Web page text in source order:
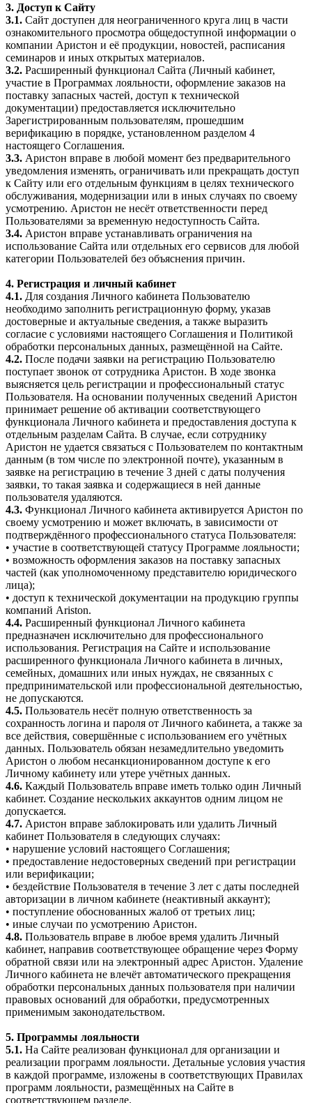
3. Доступ к Сайту
3.1. Сайт доступен для неограниченного круга лиц в части
ознакомительного просмотра общедоступной информации о
компании Аристон и её продукции, новостей, расписания
семинаров и иных открытых материалов.
3.2. Расширенный функционал Сайта (Личный кабинет,
участие в Программах лояльности, оформление заказов на
поставку запасных частей, доступ к технической
документации) предоставляется исключительно
Зарегистрированным пользователям, прошедшим
верификацию в порядке, установленном разделом 4
настоящего Соглашения.
3.3. Аристон вправе в любой момент без предварительного
уведомления изменять, ограничивать или прекращать доступ
к Сайту или его отдельным функциям в целях технического
обслуживания, модернизации или в иных случаях по своему
усмотрению. Аристон не несёт ответственности перед
Пользователями за временную недоступность Сайта.
3.4. Аристон вправе устанавливать ограничения на
использование Сайта или отдельных его сервисов для любой
категории Пользователей без объяснения причин.
4. Регистрация и личный кабинет
4.1. Для создания Личного кабинета Пользователю
необходимо заполнить регистрационную форму, указав
достоверные и актуальные сведения, а также выразить
согласие с условиями настоящего Соглашения и Политикой
обработки персональных данных, размещённой на Сайте.
4.2. После подачи заявки на регистрацию Пользователю
поступает звонок от сотрудника Аристон. В ходе звонка
выясняется цель регистрации и профессиональный статус
Пользователя. На основании полученных сведений Аристон
принимает решение об активации соответствующего
функционала Личного кабинета и предоставления доступа к
отдельным разделам Сайта. В случае, если сотруднику
Аристон не удается связаться с Пользователем по контактным
данным (в том числе по электронной почте), указанным в
заявке на регистрацию в течение 3 дней с даты получения
заявки, то такая заявка и содержащиеся в ней данные
пользователя удаляются.
4.3. Функционал Личного кабинета активируется Аристон по
своему усмотрению и может включать, в зависимости от
подтверждённого профессионального статуса Пользователя:
• участие в соответствующей статусу Программе лояльности;
• возможность оформления заказов на поставку запасных
частей (как уполномоченному представителю юридического
лица);
• доступ к технической документации на продукцию группы
компаний Ariston.
4.4. Расширенный функционал Личного кабинета
предназначен исключительно для профессионального
использования. Регистрация на Сайте и использование
расширенного функционала Личного кабинета в личных,
семейных, домашних или иных нуждах, не связанных с
предпринимательской или профессиональной деятельностью,
не допускаются.
4.5. Пользователь несёт полную ответственность за
сохранность логина и пароля от Личного кабинета, а также за
все действия, совершённые с использованием его учётных
данных. Пользователь обязан незамедлительно уведомить
Аристон о любом несанкционированном доступе к его
Личному кабинету или утере учётных данных.
4.6. Каждый Пользователь вправе иметь только один Личный
кабинет. Создание нескольких аккаунтов одним лицом не
допускается.
4.7. Аристон вправе заблокировать или удалить Личный
кабинет Пользователя в следующих случаях:
• нарушение условий настоящего Соглашения;
• предоставление недостоверных сведений при регистрации
или верификации;
• бездействие Пользователя в течение 3 лет с даты последней
авторизации в личном кабинете (неактивный аккаунт);
• поступление обоснованных жалоб от третьих лиц;
• иные случаи по усмотрению Аристон.
4.8. Пользователь вправе в любое время удалить Личный
кабинет, направив соответствующее обращение через Форму
обратной связи или на электронный адрес Аристон. Удаление
Личного кабинета не влечёт автоматического прекращения
обработки персональных данных пользователя при наличии
правовых оснований для обработки, предусмотренных
применимым законодательством.
5. Программы лояльности
5.1. На Сайте реализован функционал для организации и
реализации программ лояльности. Детальные условия участия
в каждой программе, изложены в соответствующих Правилах
программ лояльности, размещённых на Сайте в
соответствующем разделе.